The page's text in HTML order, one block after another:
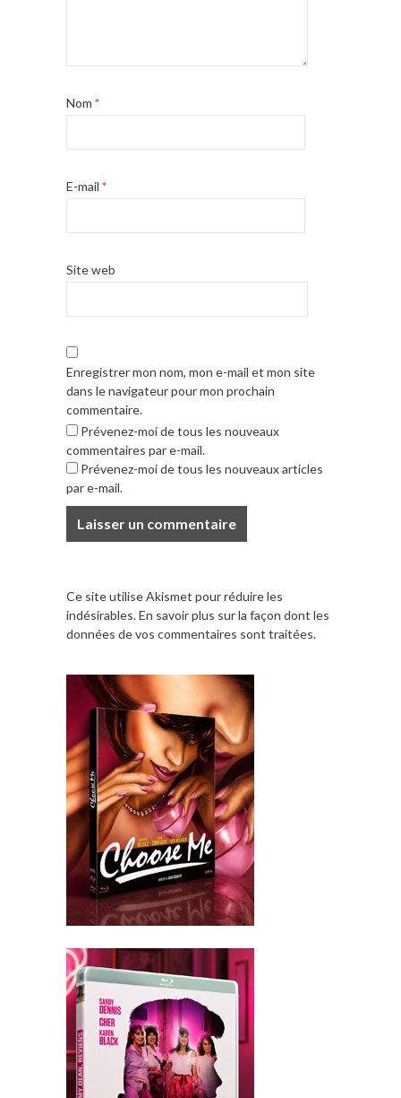
Nom *
E-mail *
Site web
Enregistrer mon nom, mon e-mail et mon site
dans le navigateur pour mon prochain
commentaire.
Prévenez-moi de tous les nouveaux
commentaires par e-mail.
Prévenez-moi de tous les nouveaux articles
par e-mail.
Ce site utilise Akismet pour réduire les
indésirables.En savoir plus sur la façon dont les
données de vos commentaires sont traitées.